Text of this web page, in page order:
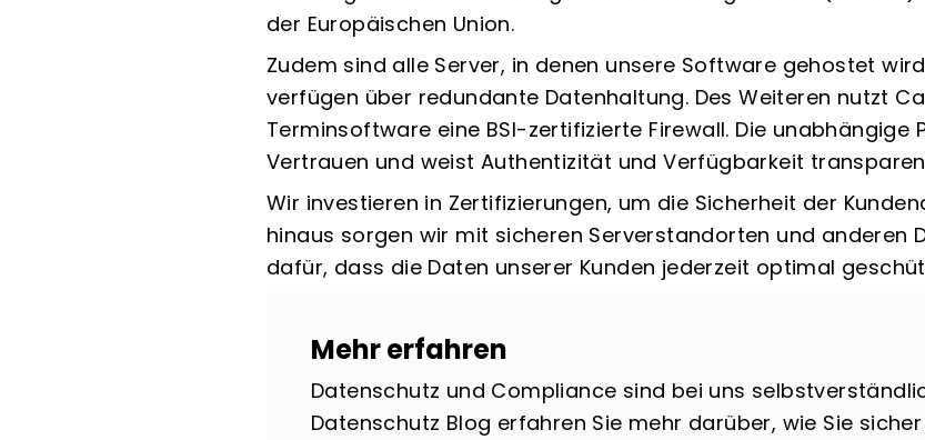
der Europäischen Union.
Zudem sind alle Server, in denen unsere Software gehostet
verfügen über redundante Datenhaltung. Des Weiteren nutzt
Terminsoftware eine BSI-zertifizierte Firewall. Die unabhängige
Vertrauen und weist Authentizität und Verfügbarkeit
Wir investieren in Zertifizierungen, um die Sicherheit der
hinaus sorgen wir mit sicheren Serverstandorten und anderen
dafür, dass die Daten unserer Kunden jederzeit optimal
Mehr erfahren
Datenschutz und Compliance sind bei uns
Datenschutz Blog erfahren Sie mehr darüber, wie Sie